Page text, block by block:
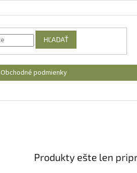
HĽADAŤ
Obchodné podmienky
Produkty ešte len